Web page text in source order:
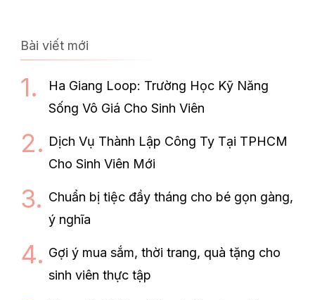
Bài viết mới
Ha Giang Loop: Trường Học Kỹ Năng
Sống Vô Giá Cho Sinh Viên
Dịch Vụ Thành Lập Công Ty Tại TPHCM
Cho Sinh Viên Mới
Chuẩn bị tiệc đầy tháng cho bé gọn gàng,
ý nghĩa
Gợi ý mua sắm, thời trang, quà tặng cho
sinh viên thực tập